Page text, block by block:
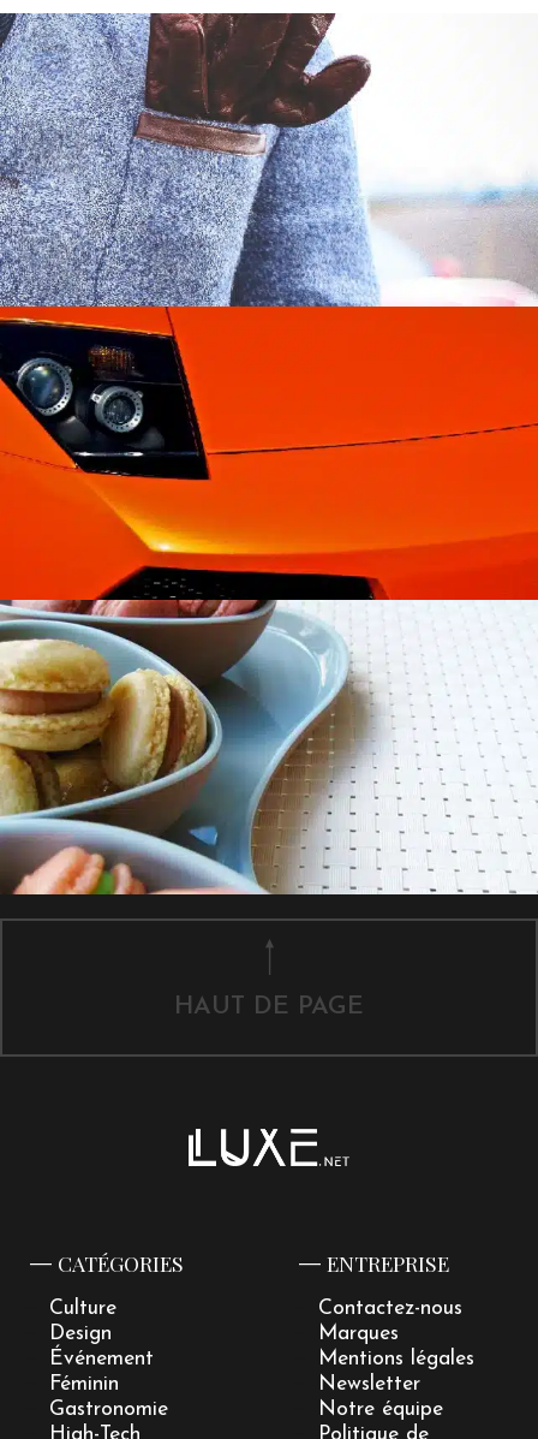
HAUT DE PAGE
CATÉGORIES
Culture
Design
Événement
Féminin
Gastronomie
ENTREPRISE
Contactez-nous
Marques
Mentions légales
Newsletter
Notre équipe